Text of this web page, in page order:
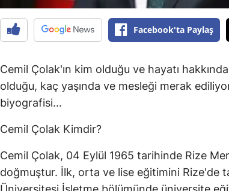
Facebook'ta Paylaş
Cemil Çolak'ın kim olduğu ve hayatı
olduğu, kaç yaşında ve mesleği merak
biyografisi...
Cemil Çolak Kimdir?
Cemil Çolak, 04 Eylül 1965 tarihinde Rize
doğmuştur. İlk, orta ve lise eğitimini Rize'de